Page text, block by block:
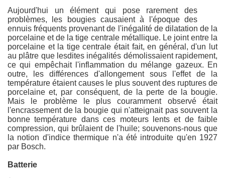
Aujourd'hui un élément qui pose rarement des
problèmes, les bougies causaient à l'époque des
ennuis fréquents provenant de l'inégalité de dilatation de la
porcelaine et de la tige centrale métallique. Le joint entre la
porcelaine et la tige centrale était fait, en général, d'un lut
au plâtre que lesdites inégalités démolissaient rapidement,
ce qui empêchait l'inflammation du mélange gazeux. En
outre, les différences d'allongement sous l'effet de la
température étaient causes le plus souvent des ruptures de
porcelaine et, par conséquent, de la perte de la bougie.
Mais le problème le plus couramment observé était
l'encrassement de la bougie qui n'atteignait pas souvent la
bonne température dans ces moteurs lents et de faible
compression, qui brûlaient de l'huile; souvenons-nous que
la notion d'indice thermique n'a été introduite qu'en 1927
par Bosch.
Batterie